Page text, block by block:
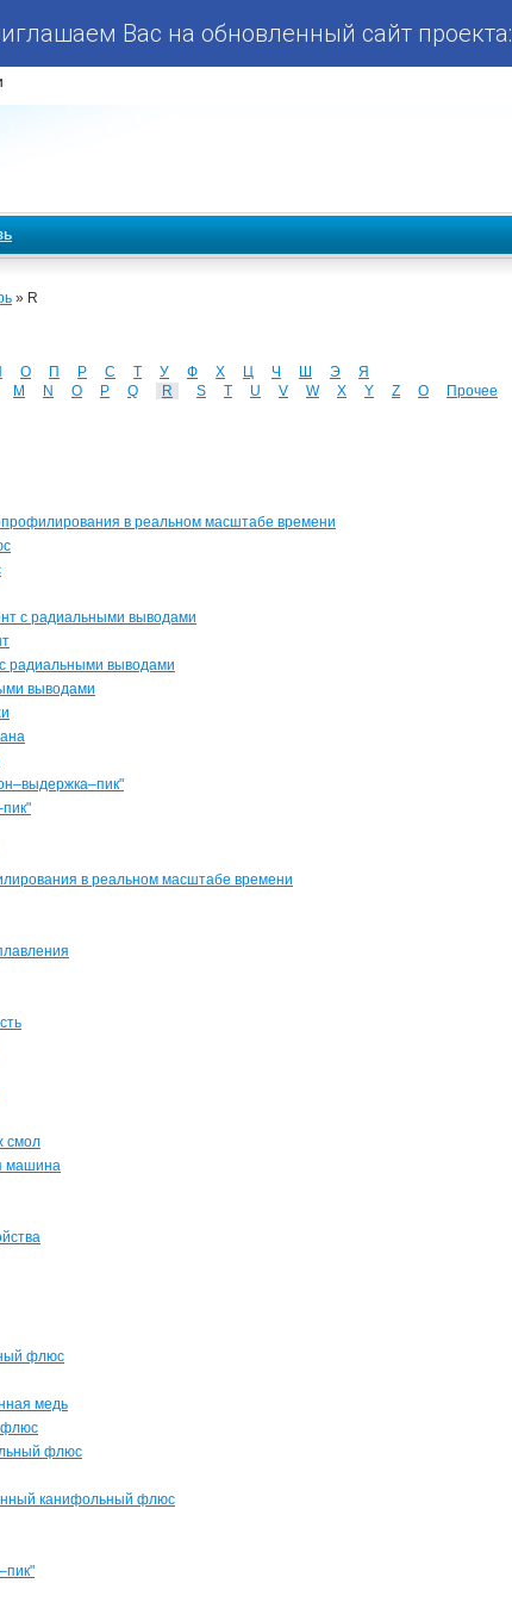
Вас на обновленный сайт проекта:
» R
О П Р С Т У Ф Х Ц Ч Ш Э
Я
M N O P Q R S T U V W X Y Z О Прочее
в реальном масштабе времени
с радиальными выводами
радиальными выводами
выводами
в реальном масштабе времени
смол
машина
флюс
медь
флюс
флюс
канифольный флюс